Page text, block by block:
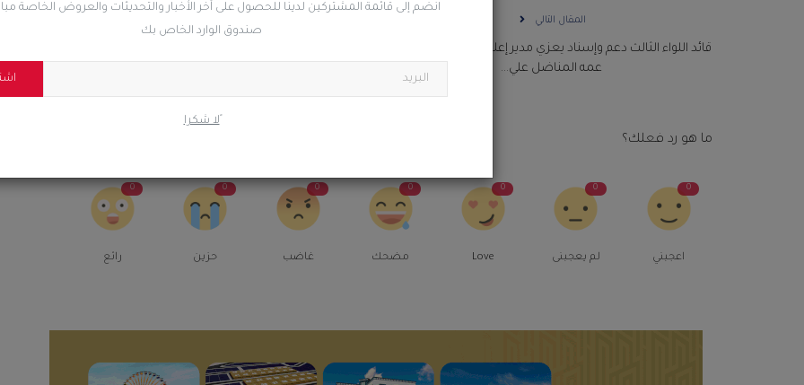
انضم إلى قائمة المشتركين لدينا للحصول على آخر الأخبار والتحديثات والعروض الخاصة
صندوق الوارد الخاص بك
ًلا شكرا
المقال التالي
قائد اللواء الثالث دعم وإسناد يعزي مدير إعلام اللواء في وفاة ابن
عمه المناضل علي...
ما هو رد فعلك؟
0
اعجبني
0
لم يعجبنى
0
Love
0
مضحك
0
غاضب
0
حزين
0
رائع